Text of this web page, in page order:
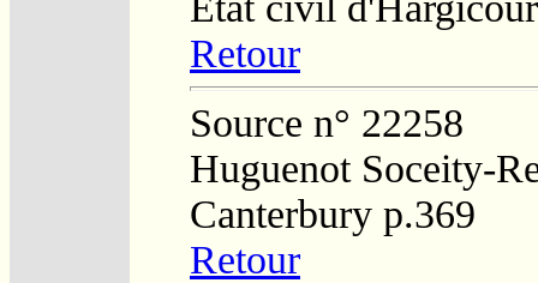
Retour
Source n° 22258
Huguenot Soceity-
Canterbury p.369
Retour